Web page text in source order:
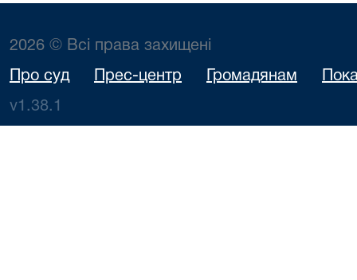
2026 © Всі права захищені
Про суд Прес-центр Громадянам
v1.38.1